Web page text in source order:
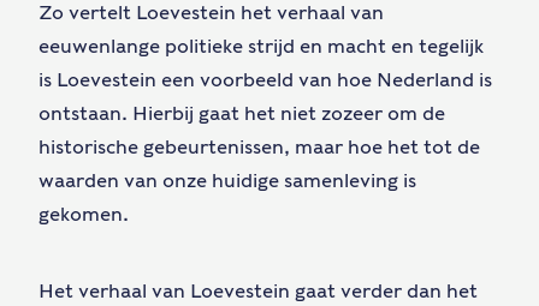
Zo vertelt Loevestein het verhaal van
eeuwenlange politieke strijd en macht en tegelijk
is Loevestein een voorbeeld van hoe Nederland is
ontstaan. Hierbij gaat het niet zozeer om de
historische gebeurtenissen, maar hoe het tot de
waarden van onze huidige samenleving is
gekomen.
Het verhaal van Loevestein gaat verder dan het